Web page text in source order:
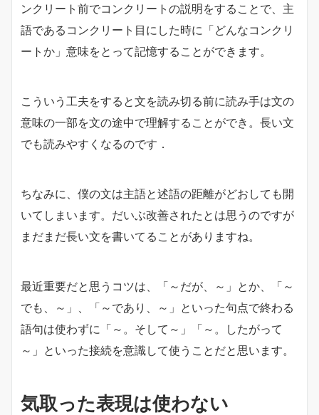
ンクリート前でコンクリートの説明をすることで、主
語であるコンクリート目にした時に「どんなコンクリ
ートか」意味をとって記憶することができます。
こういう工夫をすると文を読み切る前に読み手は文の
意味の一部を文の途中で理解することができ。長い文
でも読みやすくなるのです．
ちなみに、僕の文は主語と述語の距離がどおしても開
いてしまいます。だいぶ改善されたとは思うのですが
まだまだ長い文を書いてることがありますね。
最近重要だと思うコツは、「～だが、～」とか、「～
でも、～」、「～であり、～」といった句点で終わる
語句は使わずに「～。そして～」「～。したがって
～」といった接続を意識して使うことだと思います。
気取った表現は使わない